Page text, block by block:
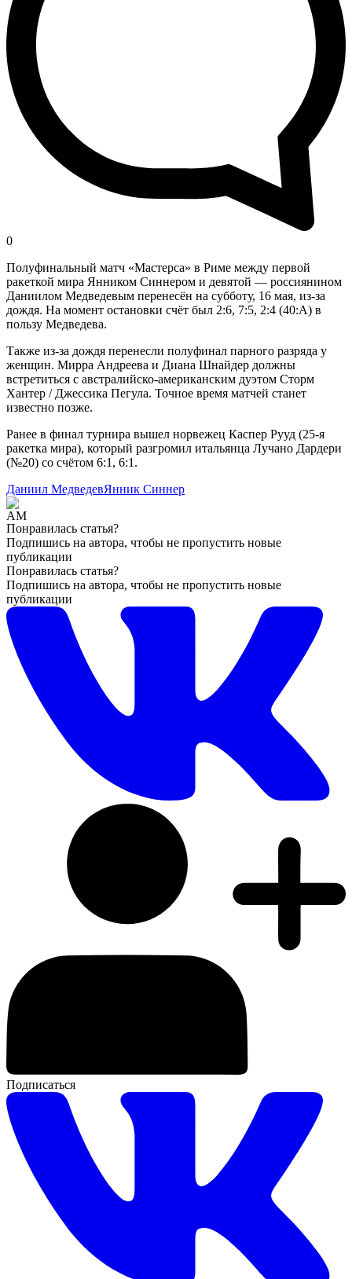
0
Полуфинальный матч «Мастерса» в Риме между первой
ракеткой мира Янником Синнером и девятой — россиянином
Даниилом Медведевым перенесён на субботу, 16 мая, из-за
дождя. На момент остановки счёт был 2:6, 7:5, 2:4 (40:А) в
пользу Медведева.
Также из-за дождя перенесли полуфинал парного разряда у
женщин. Мирра Андреева и Диана Шнайдер должны
встретиться с австралийско-американским дуэтом Сторм
Хантер / Джессика Пегула. Точное время матчей станет
известно позже.
Ранее в финал турнира вышел норвежец Каспер Рууд (25-я
ракетка мира), который разгромил итальянца Лучано Дардери
(№20) со счётом 6:1, 6:1.
Даниил МедведевЯнник Синнер
Понравилась статья?
Подпишись на автора, чтобы не пропустить новые
публикации
Понравилась статья?
Подпишись на автора, чтобы не пропустить новые
публикации
Подписаться